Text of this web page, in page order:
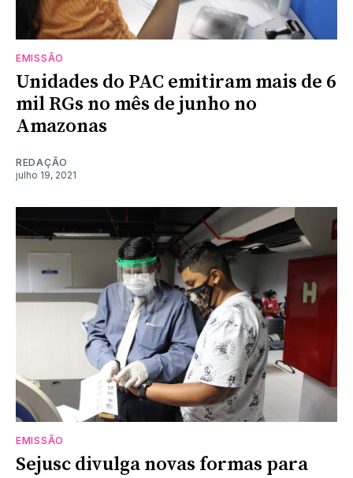
EMISSÃO
Unidades do PAC emitiram mais de 6
mil RGs no mês de junho no
Amazonas
REDAÇÃO
julho 19, 2021
EMISSÃO
Sejusc divulga novas formas para